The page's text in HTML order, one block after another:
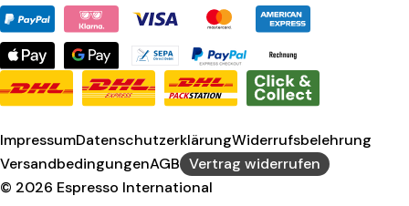
Zahlungsmethoden
ImpressumDatenschutzerklärungWiderrufsbelehrung
VersandbedingungenAGB Vertrag widerrufen
© 2026 Espresso International